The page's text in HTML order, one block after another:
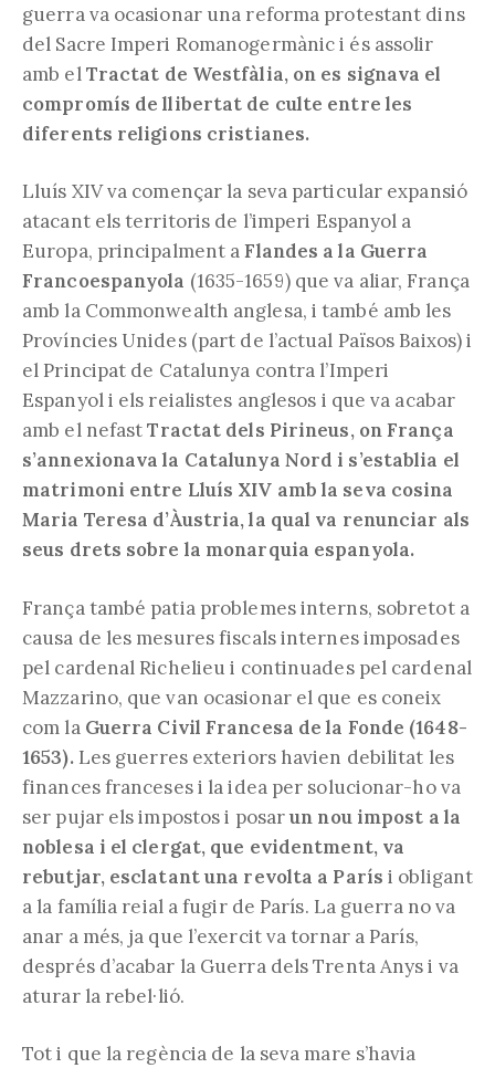
guerra va ocasionar una reforma protestant dins
del Sacre Imperi Romanogermànic i és assolir
amb elTractat de Westfàlia, on es signava el
compromís de llibertat de culte entre les
diferents religions cristianes.
Lluís XIV va començar la seva particular expansió
atacant els territoris de l’imperi Espanyol a
Europa, principalment aFlandes a la Guerra
Francoespanyola (1635-1659) que va aliar, França
amb la Commonwealth anglesa, i també amb les
Províncies Unides (part de l’actual Països Baixos) i
el Principat de Catalunya contra l’Imperi
Espanyol i els reialistes anglesos i que va acabar
amb el nefastTractat dels Pirineus, on França
s’annexionava la Catalunya Nord i s’establia el
matrimoni entre Lluís XIV amb la seva cosina
Maria Teresa d’Àustria, la qual va renunciar als
seus drets sobre la monarquia espanyola.
França també patia problemes interns, sobretot a
causa de les mesures fiscals internes imposades
pel cardenal Richelieu i continuades pel cardenal
Mazzarino, que van ocasionar el que es coneix
com la Guerra Civil Francesa de la Fonde (1648-
1653).Les guerres exteriors havien debilitat les
finances franceses i la idea per solucionar-ho va
ser pujar els impostos i posarun nou impost a la
noblesa i el clergat, que evidentment, va
rebutjar, esclatant una revolta a París i obligant
a la família reial a fugir de París. La guerra no va
anar a més, ja que l’exercit va tornar a París,
després d’acabar la Guerra dels Trenta Anys i va
aturar la rebel·lió.
Tot i que la regència de la seva mare s’havia